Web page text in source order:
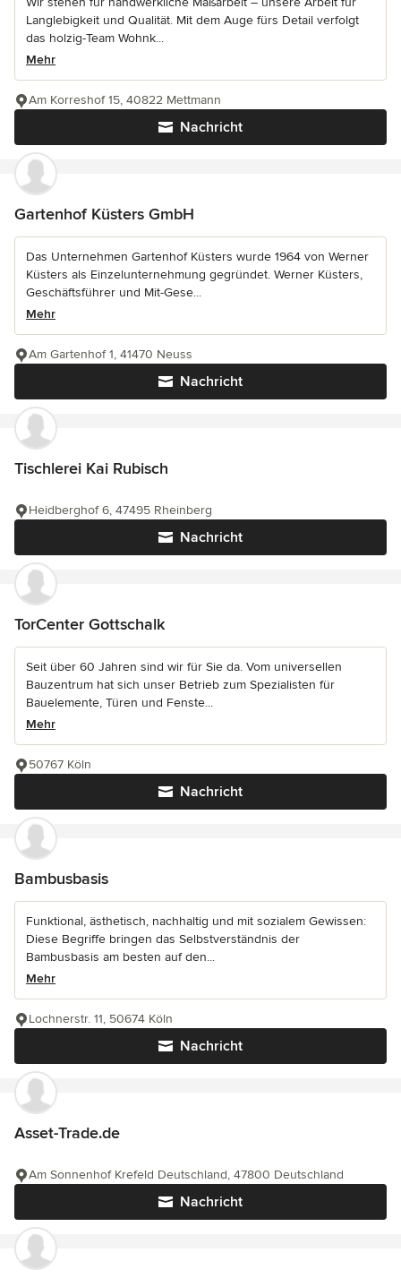
Langlebigkeit und Qualität. Mit dem Auge fürs Detail verfolgt
das holzig-Team Wohnk...
Mehr
Nachricht
Am Korreshof 15, 40822 Mettmann
Gartenhof Küsters GmbH
Das Unternehmen Gartenhof Küsters wurde 1964 von Werner
Küsters als Einzelunternehmung gegründet. Werner Küsters,
Geschäftsführer und Mit-Gese...
Mehr
Nachricht
Am Gartenhof 1, 41470 Neuss
Tischlerei Kai Rubisch
Nachricht
Heidberghof 6, 47495 Rheinberg
TorCenter Gottschalk
Seit über 60 Jahren sind wir für Sie da. Vom universellen
Bauzentrum hat sich unser Betrieb zum Spezialisten für
Bauelemente, Türen und Fenste...
Mehr
Nachricht
50767 Köln
Bambusbasis
Funktional, ästhetisch, nachhaltig und mit sozialem Gewissen:
Diese Begriffe bringen das Selbstverständnis der
Bambusbasis am besten auf den...
Mehr
Nachricht
Lochnerstr. 11, 50674 Köln
Asset-Trade.de
Nachricht
Am Sonnenhof Krefeld Deutschland, 47800 Deutschland